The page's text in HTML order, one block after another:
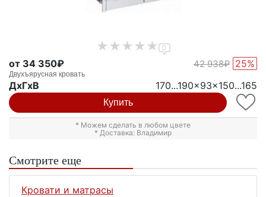
0
от 34 350₽ 42 938₽ 25%
Двухъярусная кровать
ДxГxВ 170...190x93x150...165
Купить
* Можем сделать в любом цвете
* Доставка: Владимир
Смотрите еще
Кровати и матрасы